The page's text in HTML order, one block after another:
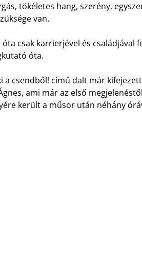
tökéletes hang, szerény,
van.
csak karrierjével és családjával
óta.
csendből! című dalt már
ami már az első
került a műsor után néhány